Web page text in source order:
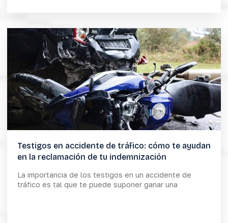
Testigos en accidente de tráfico: cómo te ayudan
en la reclamación de tu indemnización
La importancia de los testigos en un accidente de
tráfico es tal que te puede suponer ganar una